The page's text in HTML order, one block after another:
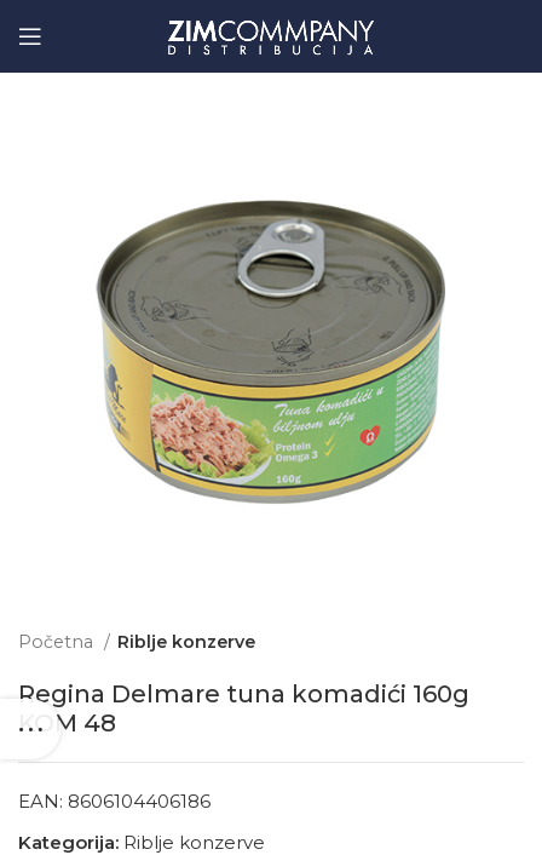
Početna Riblje konzerve
Regina Delmare tuna komadići 160g
KOM 48
EAN: 8606104406186
Kategorija: Riblje konzerve